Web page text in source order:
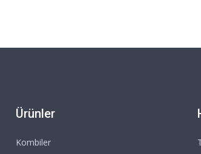
Ürünler
Kombiler